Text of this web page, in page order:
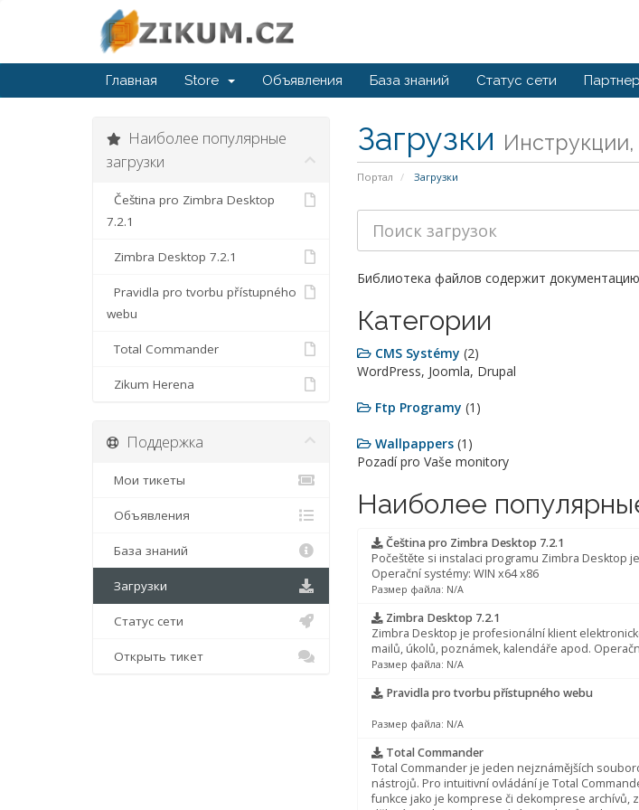
Главная Store Объявления База знаний Статус сети
Загрузки
Портал Загрузки
Библиотека файлов содержит
Категории
CMS Systémy (2)
WordPress, Joomla, Drupal
Ftp Programy (1)
Wallpappers (1)
Pozadí pro Vaše monitory
Наиболее
Čeština pro Zimbra Desktop 7.2.1
Počeštěte si instalaci programu Zimbra Desktop
Operační systémy: WIN x64 x86
Размер файла: N/A
Zimbra Desktop 7.2.1
Zimbra Desktop je profesionální klient
mailů, úkolů, poznámek, kalendáře apod.
Размер файла: N/A
Pravidla pro tvorbu přístupného webu
Размер файла: N/A
Total Commander
Total Commander je jeden nejznámějších
nástrojů. Pro intuitivní ovládání je Total
funkce jako je komprese či dekomprese archívů,
Наиболее популярные
загрузки
Čeština pro Zimbra Desktop
7.2.1
Zimbra Desktop 7.2.1
Pravidla pro tvorbu přístupného
webu
Total Commander
Zikum Herena
Поддержка
Мои тикеты
Объявления
База знаний
Загрузки
Статус сети
Открыть тикет